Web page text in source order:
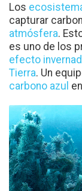
Los
capturar
atmósfera.
es uno de los
efecto
Tierra. Un
carbono azul